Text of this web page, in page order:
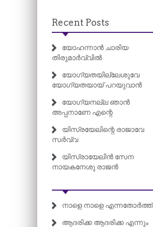
Recent Posts
യോഹന്നാൻ ചാരിയ
തിരുമാർവ്വിൽ
യോഗ്യതയില്ലേശുവേ
യോഗ്യതയായ് പറയുവാൻ
യോഗ്യനല്ല ഞാൻ
അപ്പനാണേ എന്റെ
യിസ്രയേലിന്റെ രാജാവേ
സർവ്വ
യിസ്രായേലിൻ സേന
നായകനേശു രാജൻ
നാളെ നാളെ എന്നതോർത്ത്
ആദരിക്ക ആദരിക്ക എന്നും